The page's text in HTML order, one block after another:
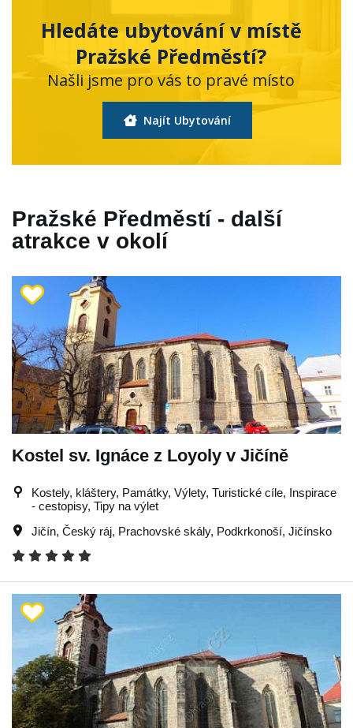
Hledáte ubytování v místě
Pražské Předměstí?
Našli jsme pro vás to pravé místo
Najít Ubytování
Pražské Předměstí - další
atrakce v okolí
Kostel sv. Ignáce z Loyoly v Jičíně
Kostely, kláštery, Památky, Výlety, Turistické cíle, Inspirace
- cestopisy, Tipy na výlet
Jičín, Český ráj, Prachovské skály, Podkrkonoší, Jičínsko